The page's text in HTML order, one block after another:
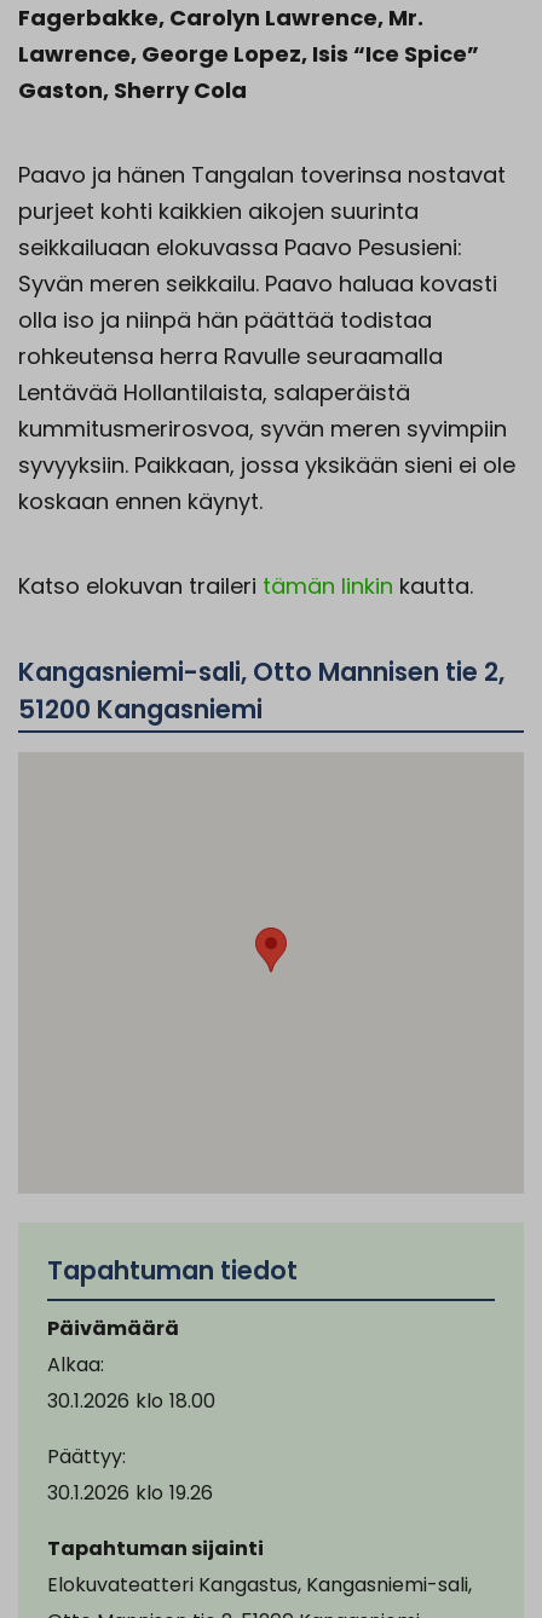
Fagerbakke, Carolyn Lawrence, Mr.
Lawrence, George Lopez, Isis “Ice Spice”
Gaston, Sherry Cola
Paavo ja hänen Tangalan toverinsa nostavat
purjeet kohti kaikkien aikojen suurinta
seikkailuaan elokuvassa Paavo Pesusieni:
Syvän meren seikkailu. Paavo haluaa kovasti
olla iso ja niinpä hän päättää todistaa
rohkeutensa herra Ravulle seuraamalla
Lentävää Hollantilaista, salaperäistä
kummitusmerirosvoa, syvän meren syvimpiin
syvyyksiin. Paikkaan, jossa yksikään sieni ei ole
koskaan ennen käynyt.
Katso elokuvan traileri tämän linkin kautta.
Kangasniemi-sali, Otto Mannisen tie 2,
51200 Kangasniemi
Tapahtuman tiedot
Päivämäärä
Alkaa:
30.1.2026 klo 18.00
Päättyy:
30.1.2026 klo 19.26
Tapahtuman sijainti
Elokuvateatteri Kangastus, Kangasniemi-sali,